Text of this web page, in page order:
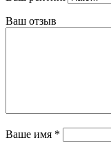
Ваш отзыв
Ваше имя *